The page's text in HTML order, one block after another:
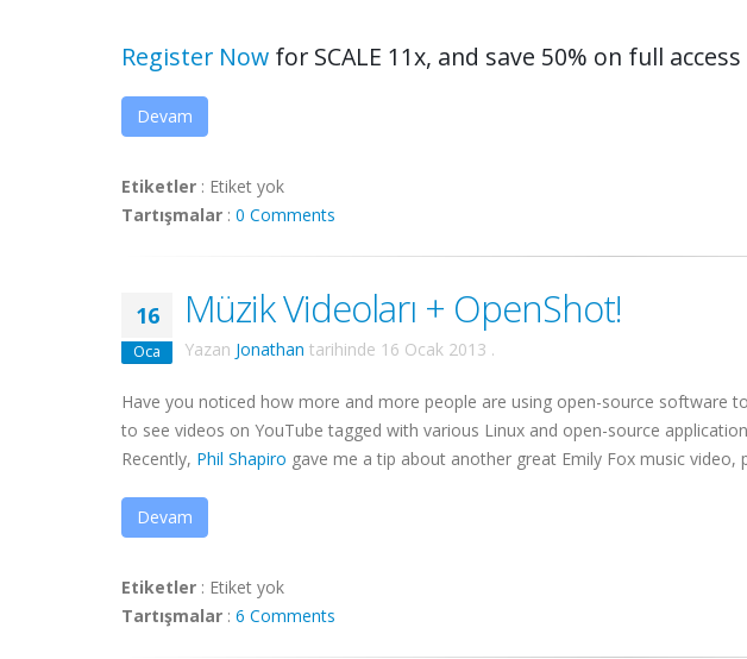
Register Now for SCALE 11x, and save 50% on full
Devam
Etiketler : Etiket yok
Tartışmalar : 0 Comments
16
Oca
Müzik Videoları + OpenShot!
Yazan Jonathan tarihinde 16 Ocak 2013 .
Have you noticed how more and more people are using open-source software
to see videos on YouTube tagged with various Linux and open-source
Recently, Phil Shapiro gave me a tip about another great Emily Fox music video,
Devam
Etiketler : Etiket yok
Tartışmalar : 6 Comments